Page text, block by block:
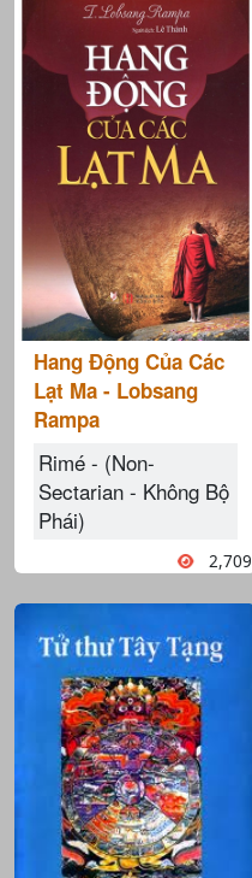
Hang Động Của Các
Lạt Ma - Lobsang
Rampa
Rimé - (Non-
Sectarian - Không Bộ
Phái)
2,709